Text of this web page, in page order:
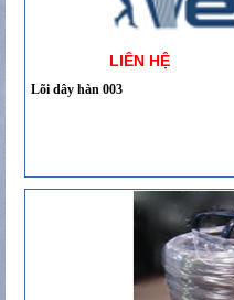
LIÊN HỆ
Lõi dây hàn 003